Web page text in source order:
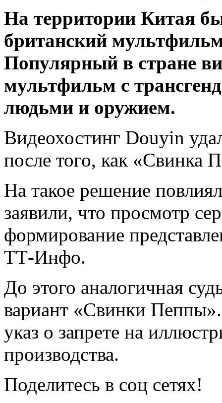
На территории Китая
британский
Популярный в стране
мультфильм с
людьми и оружием.
Видеохостинг Douyin
после того, как «Свинка
На такое решение
заявили, что просмотр
формирование
ТТ-Инфо.
До этого аналогичная
вариант «Свинки
указ о запрете на
производства.
Поделитесь в соц сетях!